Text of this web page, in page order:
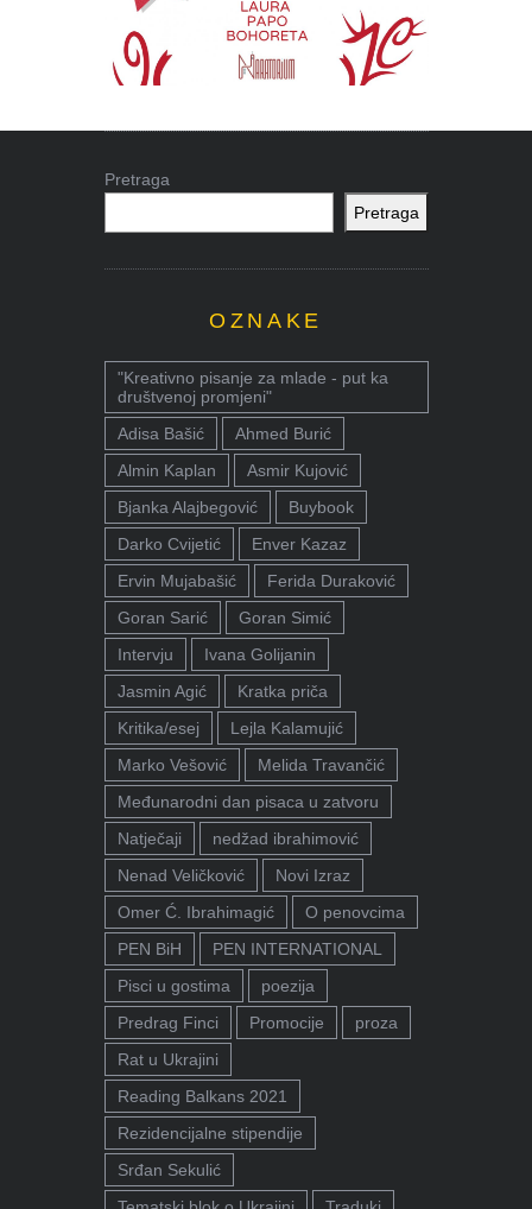
Pretraga
Pretraga
OZNAKE
"Kreativno pisanje za mlade - put ka
društvenoj promjeni"
Adisa Bašić
Ahmed Burić
Almin Kaplan
Asmir Kujović
Bjanka Alajbegović
Buybook
Darko Cvijetić
Enver Kazaz
Ervin Mujabašić
Ferida Duraković
Goran Sarić
Goran Simić
Intervju
Ivana Golijanin
Jasmin Agić
Kratka priča
Kritika/esej
Lejla Kalamujić
Marko Vešović
Melida Travančić
Međunarodni dan pisaca u zatvoru
Natječaji
nedžad ibrahimović
Nenad Veličković
Novi Izraz
Omer Ć. Ibrahimagić
O penovcima
PEN BiH
PEN INTERNATIONAL
Pisci u gostima
poezija
Predrag Finci
Promocije
proza
Rat u Ukrajini
Reading Balkans 2021
Rezidencijalne stipendije
Srđan Sekulić